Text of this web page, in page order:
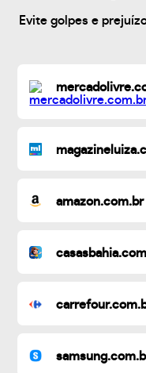
Evite golpes e
amazon.com.br